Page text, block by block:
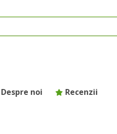
Despre noi Recenzii